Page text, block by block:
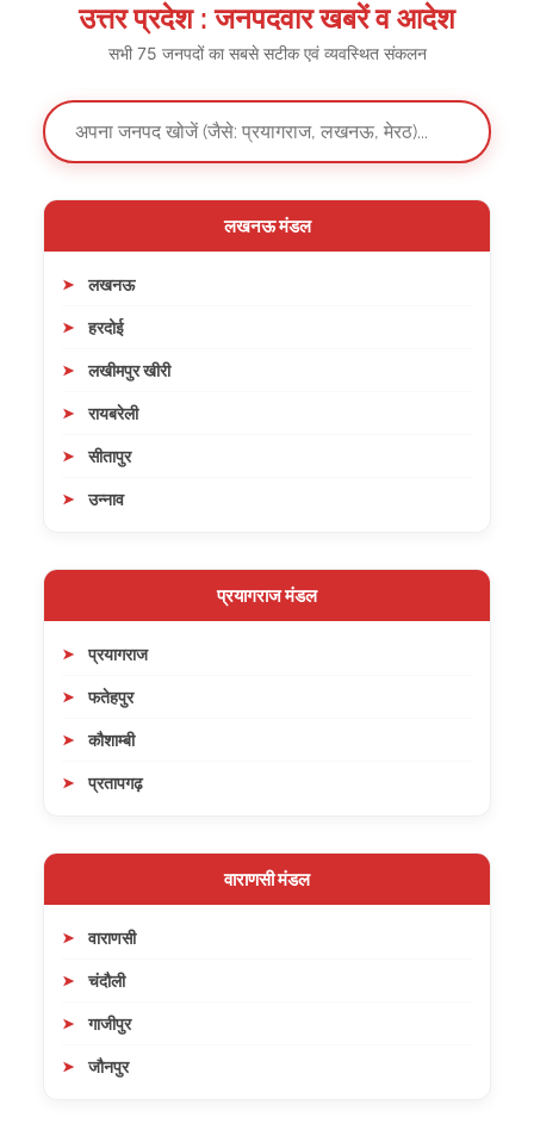
उत्तर प्रदेश : जनपदवार खबरें व आदेश
सभी 75 जनपदों का सबसे सटीक एवं व्यवस्थित संकलन
लखनऊ मंडल
लखनऊ
हरदोई
लखीमपुर खीरी
रायबरेली
सीतापुर
उन्नाव
प्रयागराज मंडल
प्रयागराज
फतेहपुर
कौशाम्बी
प्रतापगढ़
वाराणसी मंडल
वाराणसी
चंदौली
गाजीपुर
जौनपुर